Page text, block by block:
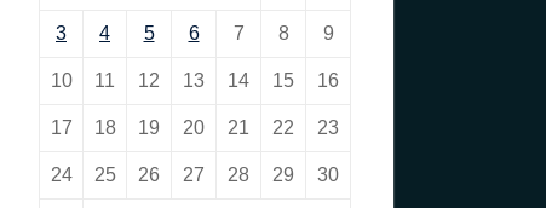
3 4 5 6 7 8 9
10 11 12 13 14 15 16
17 18 19 20 21 22 23
24 25 26 27 28 29 30